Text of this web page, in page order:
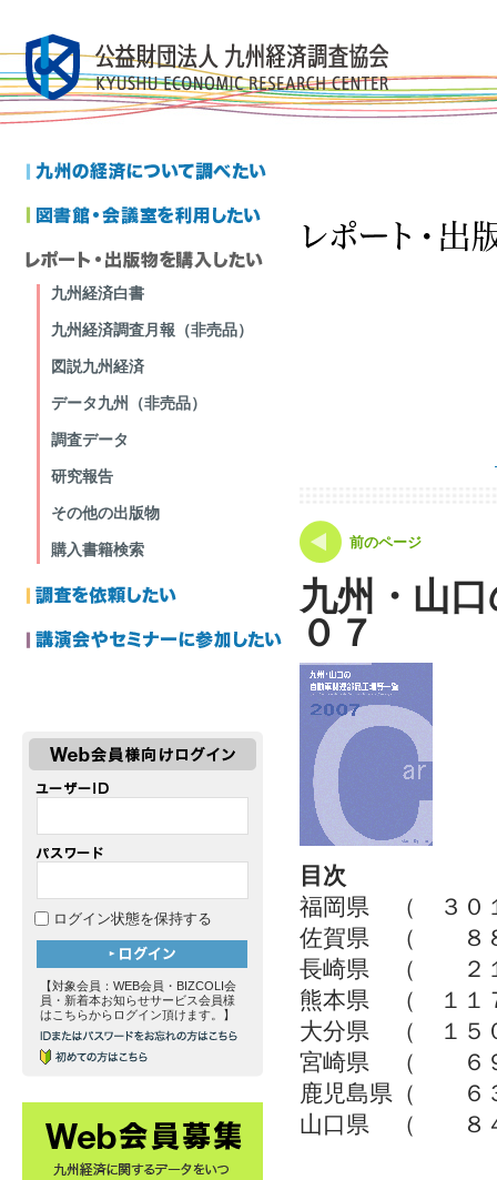
前のページ
九州・山
０７
目次
福岡県 （ ３０
佐賀県 （ ８８
長崎県 （ ２１
熊本県 （ １１
大分県 （ １５
宮崎県 （ ６９
鹿児島県（ ６
山口県 （ ８４
九州経済白書
九州経済調査月報（非売品）
図説九州経済
データ九州（非売品）
調査データ
研究報告
その他の出版物
購入書籍検索
ログイン状態を保持する
【対象会員：WEB会員・BIZCOLI会
員・新着本お知らせサービス会員様
はこちらからログイン頂けます。】